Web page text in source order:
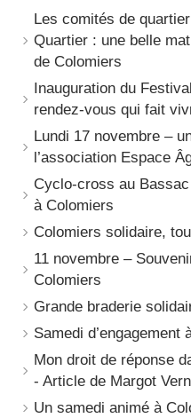
Les comités de
Quartier : une belle
de Colomiers
Inauguration du
rendez-vous qui fait
Lundi 17 novembre –
l’association Espace
Cyclo-cross au
à Colomiers
Colomiers solidaire,
11 novembre –
Colomiers
Grande braderie
Samedi d’engagement
Mon droit de réponse
- Article de Margot
Un samedi animé à